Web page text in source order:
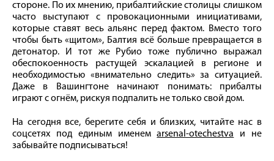
стороне. По их мнению, прибалтийские столицы слишком
часто выступают с провокационными инициативами,
которые ставят весь альянс перед фактом. Вместо того
чтобы быть «щитом», Балтия всё больше превращается в
детонатор. И тот же Рубио тоже публично выражал
обеспокоенность растущей эскалацией в регионе и
необходимостью «внимательно следить» за ситуацией.
Даже в Вашингтоне начинают понимать: прибалты
играют с огнём, рискуя подпалить не только свой дом.
На сегодня все, берегите себя и близких, читайте нас в
соцсетях под единым именемarsenal-otechestva и не
забывайте подписываться!